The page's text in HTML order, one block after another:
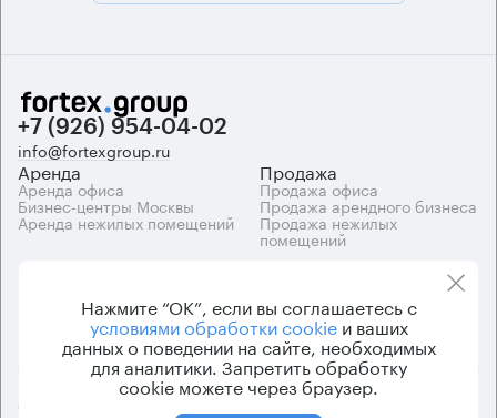
+7 (926) 954-04-02
info@fortexgroup.ru
Аренда
Аренда офиса
Бизнес-центры Москвы
Аренда нежилых помещений
Продажа
Продажа офиса
Продажа арендного бизнеса
Продажа нежилых
помещений
Каталог бизнес-центров О компании
Вакансии
Контакты
© 2026 Fortex.Group. ООО «АРЕНДА ОФИСА», ОГРН 1177746948686,
Нажмите “ОК”, если вы соглашаетесь с
условиями обработки cookieи ваших
данных о поведении на сайте, необходимых
для аналитики. Запретить обработку
cookie можете через браузер.